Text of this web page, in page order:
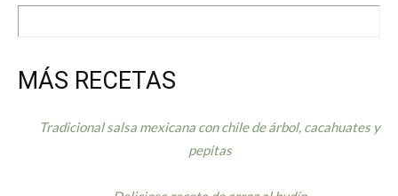
MÁS RECETAS
Tradicional salsa mexicana con chile de árbol, cacahuates y
pepitas